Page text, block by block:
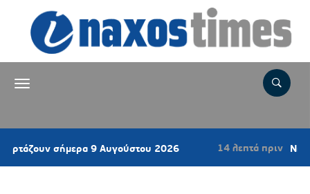
σήμερα 9 Αυγούστου 2026 14 λεπτά πριν Νηστίσιμο